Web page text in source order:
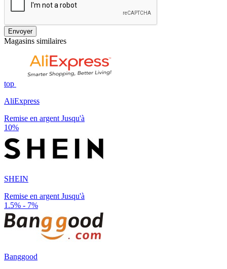
Envoyer
Magasins similaires
top
AliExpress
Remise en argent Jusqu'à
10%
SHEIN
Remise en argent Jusqu'à
1.5% - 7%
Banggood